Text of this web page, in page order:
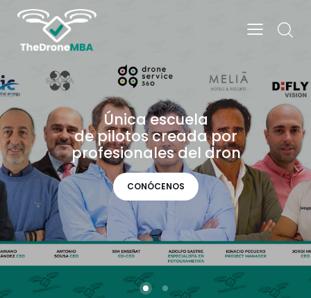
Únicaescuela
depilotoscreadapor
profesionalesdel dron
CONÓCENOS